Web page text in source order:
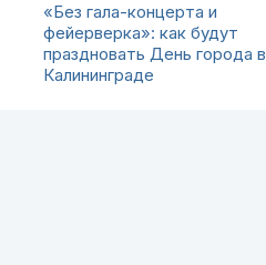
«Без гала-концерта и
фейерверка»: как будут
праздновать День города в
Калининграде